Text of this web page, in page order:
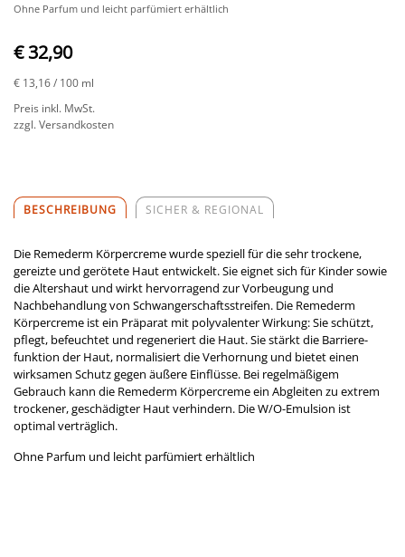
Ohne Parfum und leicht parfümiert erhältlich
€ 32,90
€ 13,16/ 100 ml
Preis inkl. MwSt.
zzgl. Versandkosten
BESCHREIBUNG SICHER & REGIONAL
Die Remederm Körpercreme wurde speziell für die sehr trockene,
gereizte und gerötete Haut entwickelt. Sie eignet sich für Kinder sowie
die Altershaut und wirkt hervorragend zur Vorbeugung und
Nachbehandlung von Schwangerschaftsstreifen. Die Remederm
Körpercreme ist ein Präparat mit polyvalenter Wirkung: Sie schützt,
pflegt, befeuchtet und regeneriert die Haut. Sie stärkt die Barriere­
funk­tion der Haut, normalisiert die Verhornung und bietet ­einen
wirksamen Schutz gegen äußere Einflüsse. Bei regelmäßigem
Gebrauch kann die Remederm Körpercreme ein Abgleiten zu extrem
trockener, geschädigter Haut verhindern. Die W/O-Emulsion ist
optimal verträglich.
Ohne Parfum und leicht parfümiert erhältlich